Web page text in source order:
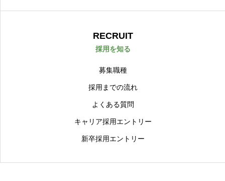
RECRUIT
採用を知る
募集職種
採用までの流れ
よくある質問
キャリア採用エントリー
新卒採用エントリー